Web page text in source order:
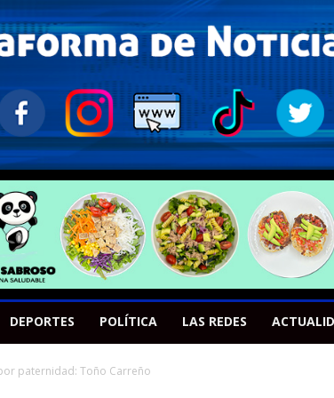
DEPORTES POLÍTICA LAS REDES
paternidad: Toño Carreño